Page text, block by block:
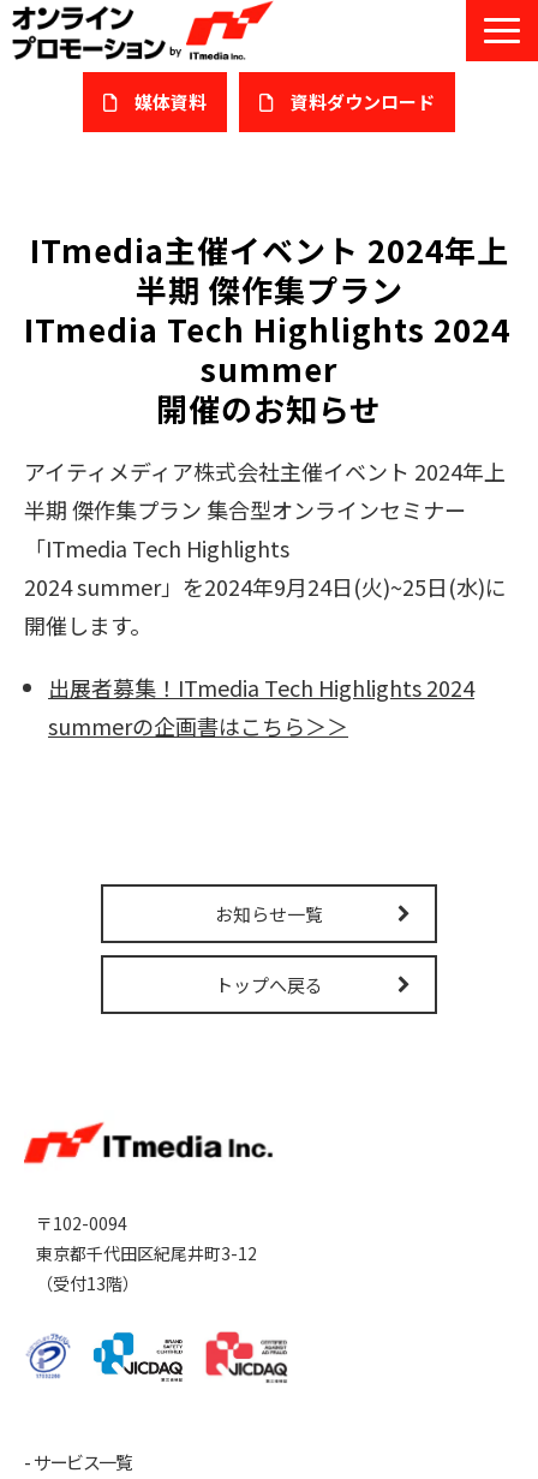
媒体資料 ​資料ダウンロード
私たちについて
サービスガイド/お役立ち資料
課題/ターゲット別で探す
オンライン展示会/協賛ウェビナー
セミナー情報/ブログ
販売パートナー募集
ITmedia主催イベント 2024年上
半期 傑作集プラン
ITmedia Tech Highlights 2024
summer
開催のお知らせ
アイティメディア株式会社主催イベント 2024年上
半期 傑作集プラン 集合型オンラインセミナー
「ITmedia Tech Highlights
2024 summer」を2024年9月24日(火)~25日(水)に
開催します。
出展者募集！ITmedia Tech Highlights 2024
summerの企画書はこちら＞＞
お知らせ一覧
トップへ戻る
〒102-0094
東京都千代田区紀尾井町3-12
（受付13階）
サービス一覧